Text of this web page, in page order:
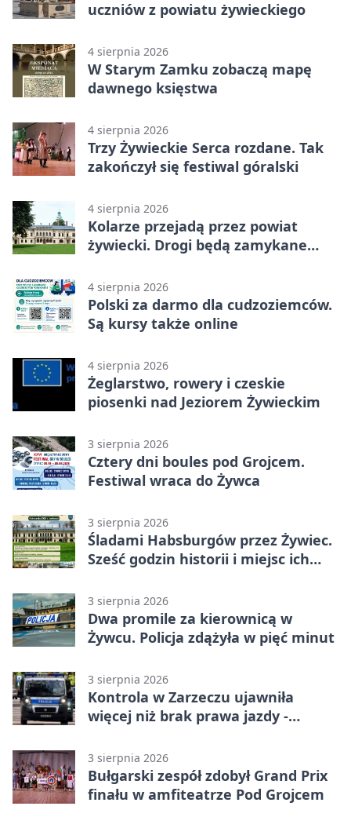
uczniów z powiatu żywieckiego
4 sierpnia 2026
W Starym Zamku zobaczą mapę
dawnego księstwa
4 sierpnia 2026
Trzy Żywieckie Serca rozdane. Tak
zakończył się festiwal góralski
4 sierpnia 2026
Kolarze przejadą przez powiat
żywiecki. Drogi będą zamykane
4 sierpnia 2026
Polski za darmo dla cudzoziemców.
Są kursy także online
4 sierpnia 2026
Żeglarstwo, rowery i czeskie
piosenki nad Jeziorem Żywieckim
3 sierpnia 2026
Cztery dni boules pod Grojcem.
Festiwal wraca do Żywca
3 sierpnia 2026
Śladami Habsburgów przez Żywiec.
Sześć godzin historii i miejsc ich
3 sierpnia 2026
Dwa promile za kierownicą w
Żywcu. Policja zdążyła w pięć minut
3 sierpnia 2026
Kontrola w Zarzeczu ujawniła
więcej niż brak prawa jazdy -
3 sierpnia 2026
Bułgarski zespół zdobył Grand Prix
finału w amfiteatrze Pod Grojcem